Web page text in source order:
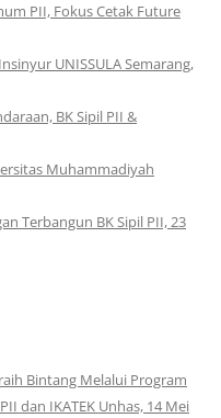
PII, Fokus Cetak Future
UNISSULA Semarang,
BK Sipil PII &
Muhammadiyah
Terbangun BK Sipil PII, 23
Bintang Melalui Program
dan IKATEK Unhas, 14 Mei